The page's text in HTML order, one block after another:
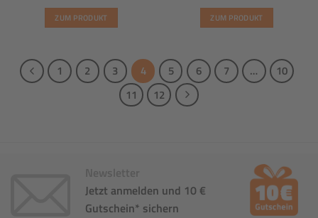
ZUM PRODUKT ZUM PRODUKT
1 2 3 4 5 6 7 …
10
11
12
Newsletter
Jetzt anmelden und 10 €
Gutschein* sichern